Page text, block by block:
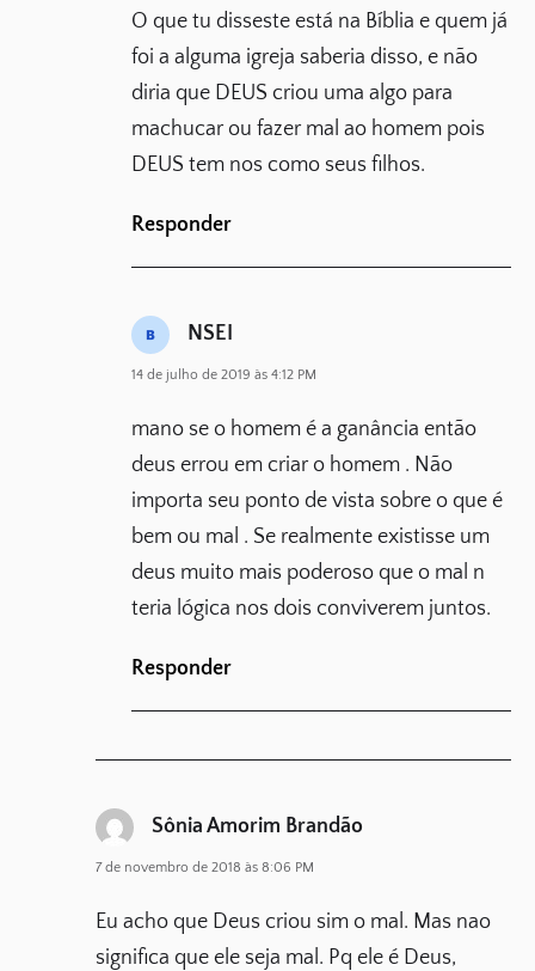
O que tu disseste está na Bíblia e quem já
foi a alguma igreja saberia disso, e não
diria que DEUS criou uma algo para
machucar ou fazer mal ao homem pois
DEUS tem nos como seus filhos.
Responder
NSEI
14 de julho de 2019 às 4:12 PM
mano se o homem é a ganância então
deus errou em criar o homem . Não
importa seu ponto de vista sobre o que é
bem ou mal . Se realmente existisse um
deus muito mais poderoso que o mal n
teria lógica nos dois conviverem juntos.
Responder
Sônia Amorim Brandão
7 de novembro de 2018 às 8:06 PM
Eu acho que Deus criou sim o mal. Mas nao
significa que ele seja mal. Pq ele é Deus,